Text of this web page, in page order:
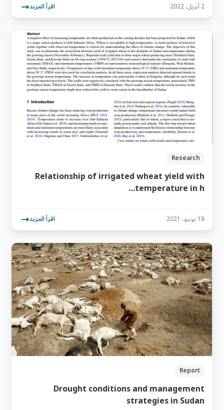
2 أبريل، 2022 اقرأ المزيد
Research
Relationship of irrigated wheat yield with
temperature in h…
18 يونيو، 2021 اقرأ المزيد
Report
Drought conditions and management
strategies in Sudan